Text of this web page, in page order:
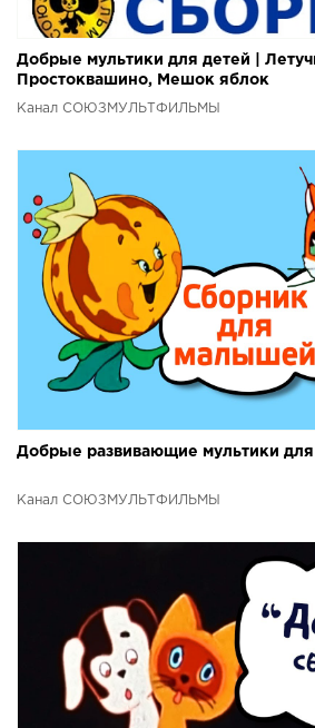
Добрые мультики для детей |
Простоквашино, Мешок яблок
Канал СОЮЗМУЛЬТФИЛЬМЫ
Добрые развивающие мультики
Канал СОЮЗМУЛЬТФИЛЬМЫ